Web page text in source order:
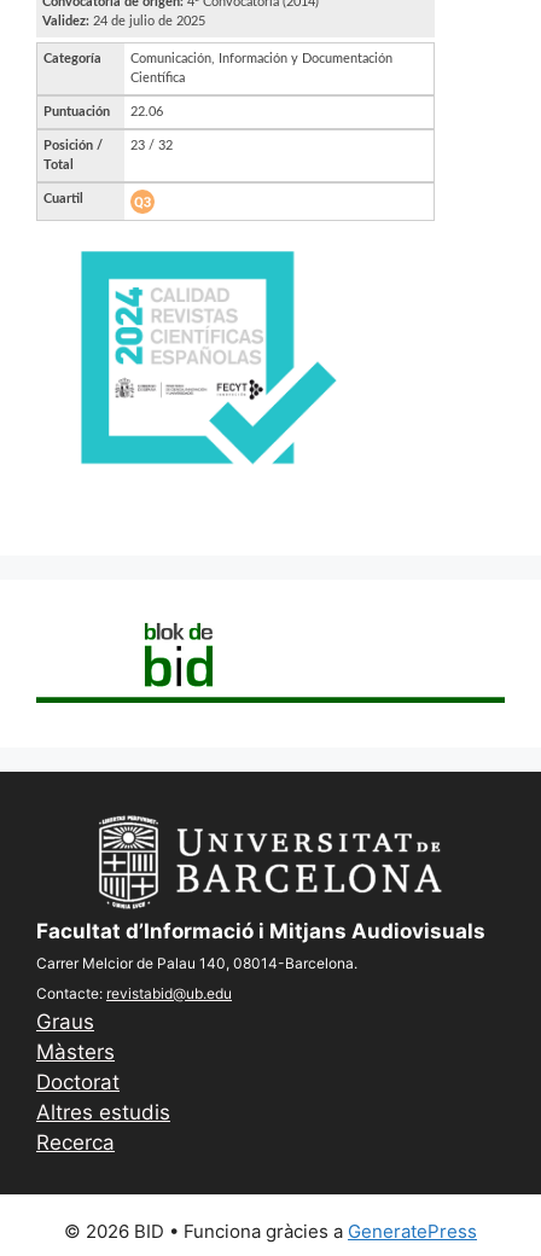
Facultat d’Informació i Mitjans Audiovisuals
Carrer Melcior de Palau 140, 08014-Barcelona.
Contacte: revistabid@ub.edu
Graus
Màsters
Doctorat
Altres estudis
Recerca
© 2026 BID • Funciona gràcies a GeneratePress